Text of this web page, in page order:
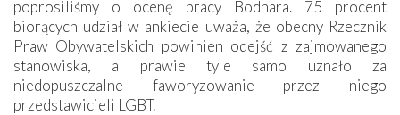
poprosiliśmy o ocenę pracy Bodnara. 75 procent
biorących udział w ankiecie uważa, że obecny Rzecznik
Praw Obywatelskich powinien odejść z zajmowanego
stanowiska, a prawie tyle samo uznało za
niedopuszczalne faworyzowanie przez niego
przedstawicieli LGBT.